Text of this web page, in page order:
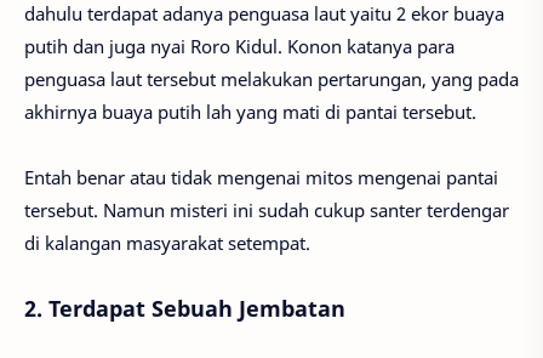
dahulu terdapat adanya penguasa laut yaitu 2 ekor buaya
putih dan juga nyai Roro Kidul. Konon katanya para
penguasa laut tersebut melakukan pertarungan, yang pada
akhirnya buaya putih lah yang mati di pantai tersebut.
Entah benar atau tidak mengenai mitos mengenai pantai
tersebut. Namun misteri ini sudah cukup santer terdengar
di kalangan masyarakat setempat.
2. Terdapat Sebuah Jembatan